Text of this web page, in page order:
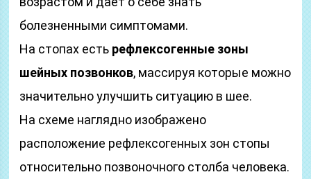
болезненными симптомами.
На стопах есть рефлексогенные зоны
шейных позвонков, массируя которые можно
значительно улучшить ситуацию в шее.
На схеме наглядно изображено
расположение рефлексогенных зон стопы
относительно позвоночного столба человека.